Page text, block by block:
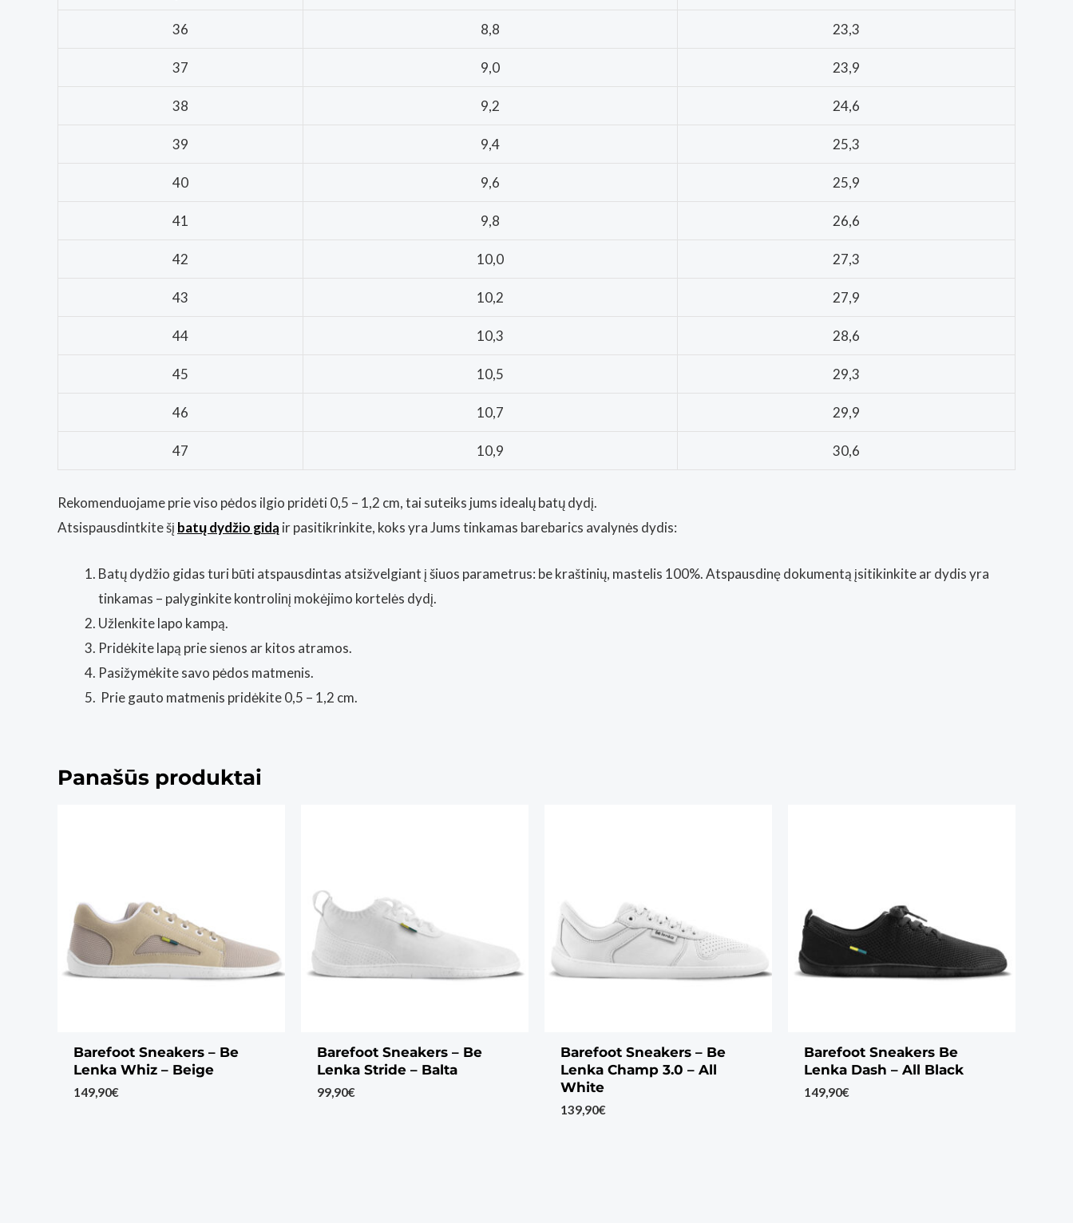
36 8,8 23,3
37 9,0 23,9
38 9,2 24,6
39 9,4 25,3
40 9,6 25,9
41 9,8 26,6
42 10,0 27,3
43 10,2 27,9
44 10,3 28,6
45 10,5 29,3
46 10,7 29,9
47 10,9 30,6
Rekomenduojame prie viso pėdos ilgio pridėti 0,5 – 1,2 cm, tai suteiks jums idealų batų dydį.
Atsispausdintkite šį batų dydžio gidą ir pasitikrinkite, koks yra Jums tinkamas barebarics avalynės dydis:
Batų dydžio gidas turi būti atspausdintas atsižvelgiant į šiuos parametrus: be kraštinių, mastelis 100%. Atspausdinę dokumentą įsitikinkite ar dydis yra
tinkamas – palyginkite kontrolinį mokėjimo kortelės dydį.
Užlenkite lapo kampą.
Pridėkite lapą prie sienos ar kitos atramos.
Pasižymėkite savo pėdos matmenis.
Prie gauto matmenis pridėkite 0,5 – 1,2 cm.
Panašūs produktai
Barefoot Sneakers – Be
Lenka Whiz – Beige
149,90€
Barefoot Sneakers – Be
Lenka Stride – Balta
99,90€
Barefoot Sneakers – Be
Lenka Champ 3.0 – All
White
139,90€
Barefoot Sneakers Be
Lenka Dash – All Black
149,90€